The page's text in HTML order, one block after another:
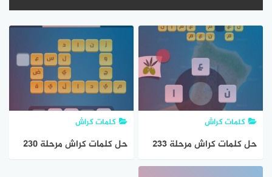
كلمات كراش
حل كلمات كراش مرحلة ٢٣٣
٢٣٤ ٢٣٥ ٢٣٦ ٢٣٧
كلمات كراش
حل كلمات كراش مرحلة 230